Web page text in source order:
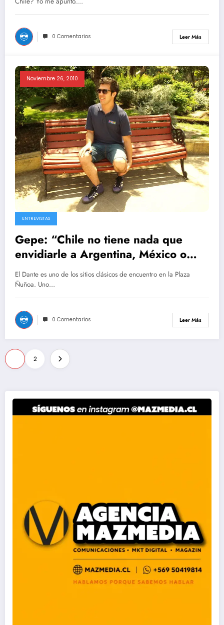
0 Comentarios Leer Más
Noviembre 26, 2010
ENTREVISTAS
Gepe: “Chile no tiene nada que
envidiarle a Argentina, México o
España”
El Dante es uno de los sitios clásicos de encuentro en la Plaza
Ñuñoa. Uno…
0 Comentarios Leer Más
Paginación
de
entradas
2